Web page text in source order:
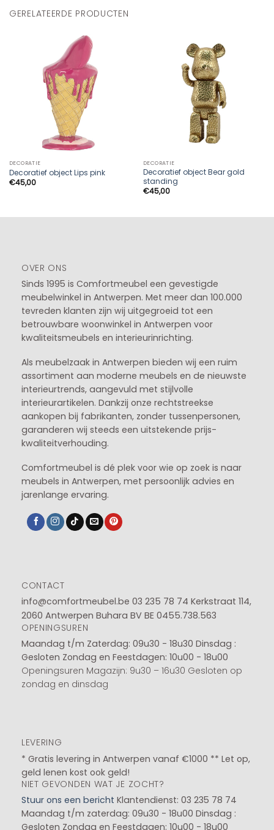
GERELATEERDE PRODUCTEN
DECORATIE
Decoratief object Lips pink
€45,00
DECORATIE
Decoratief object Bear gold
standing
€45,00
OVER ONS
Sinds 1995 is Comfortmeubel een gevestigde
meubelwinkel in Antwerpen. Met meer dan 100.000
tevreden klanten zijn wij uitgegroeid tot een
betrouwbare woonwinkel in Antwerpen voor
kwaliteitsmeubels en interieurinrichting.
Als meubelzaak in Antwerpen bieden wij een ruim
assortiment aan moderne meubels en de nieuwste
interieurtrends, aangevuld met stijlvolle
interieurartikelen. Dankzij onze rechtstreekse
aankopen bij fabrikanten, zonder tussenpersonen,
garanderen wij steeds een uitstekende prijs-
kwaliteitverhouding.
Comfortmeubel is dé plek voor wie op zoek is naar
meubels in Antwerpen, met persoonlijk advies en
jarenlange ervaring.
CONTACT
info@comfortmeubel.be 03 235 78 74 Kerkstraat 114,
2060 Antwerpen Buhara BV BE 0455.738.563
OPENINGSUREN
Maandag t/m Zaterdag: 09u30 - 18u30 Dinsdag :
Gesloten Zondag en Feestdagen: 10u00 - 18u00
Openingsuren Magazijn: 9u30 – 16u30 Gesloten op
zondag en dinsdag
LEVERING
* Gratis levering in Antwerpen vanaf €1000 ** Let op,
geld lenen kost ook geld!
NIET GEVONDEN WAT JE ZOCHT?
Stuur ons een bericht Klantendienst: 03 235 78 74
Maandag t/m zaterdag: 09u30 - 18u00 Dinsdag :
Gesloten Zondag en Feestdagen: 10u00 - 18u00